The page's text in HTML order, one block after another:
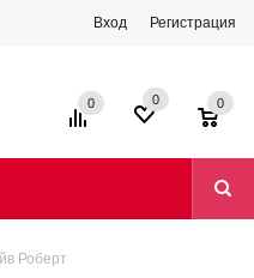
Вход Регистрация
0 0 0
Роберт